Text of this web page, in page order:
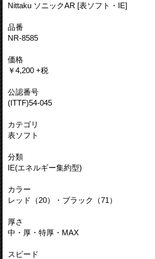
Nittaku ソニックAR [表ソフト・IE]
品番
NR-8585
価格
￥4,200 +税
公認番号
(ITTF)54-045
カテゴリ
表ソフト
分類
IE(エネルギー集約型)
カラー
レッド（20）・ブラック（71）
厚さ
中・厚・特厚・MAX
スピード